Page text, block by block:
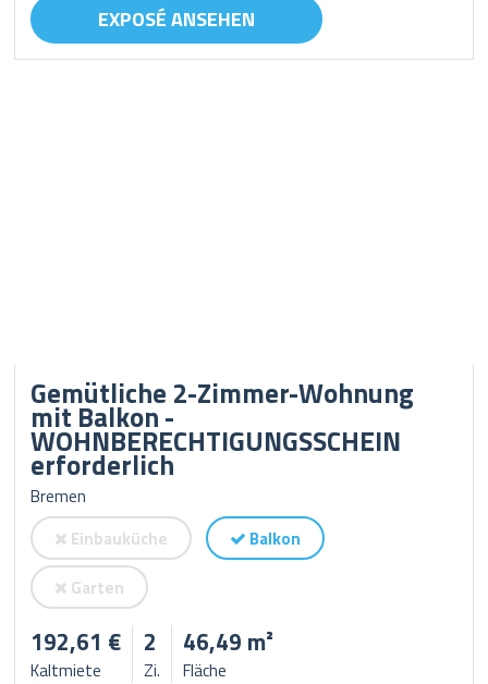
EXPOSÉ ANSEHEN
Gemütliche 2-Zimmer-Wohnung
mit Balkon -
WOHNBERECHTIGUNGSSCHEIN
erforderlich
Bremen
Einbauküche
Balkon
Garten
192,61 €
Kaltmiete
2
Zi.
46,49 m²
Fläche